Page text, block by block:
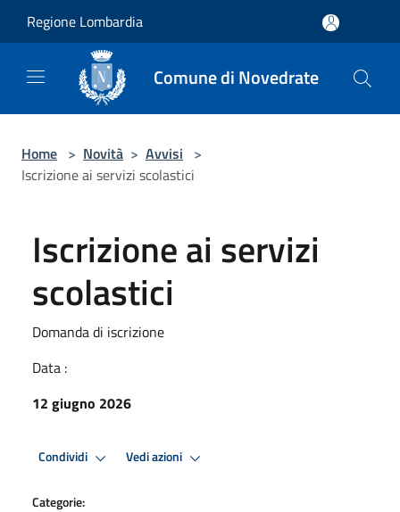
Regione Lombardia
Comune di Novedrate
Home > Novità > Avvisi >
Iscrizione ai servizi scolastici
Iscrizione ai servizi
scolastici
Domanda di iscrizione
Data :
12 giugno 2026
Condividi Vedi azioni
Categorie: